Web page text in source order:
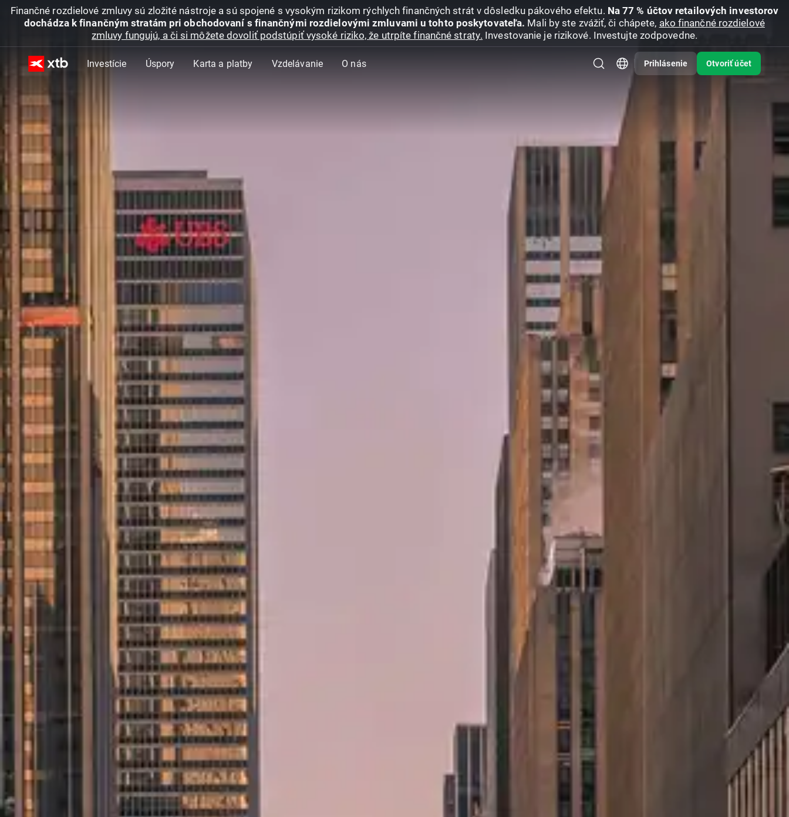
Finančné rozdielové zmluvy sú zložité nástroje a sú spojené s vysokým rizikom rýchlych finančných strát v dôsledku pákového efektu. Na 77 % účtov retailových investorov
dochádza k finančným stratám pri obchodovaní s finančnými rozdielovými zmluvami u tohto poskytovateľa. Mali by ste zvážiť, či chápete, ako finančné rozdielové
zmluvy fungujú, a či si môžete dovoliť podstúpiť vysoké riziko, že utrpíte finančné straty. Investovanie je rizikové. Investujte zodpovedne.
Investície Úspory Karta a platby Vzdelávanie O nás Prihlásenie Otvoriť účet